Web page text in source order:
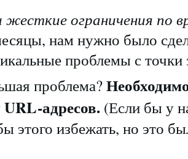
жесткие ограничения по
нам нужно было
проблемы с точки
проблема?
URL-адресов. (Если бы у
этого избежать, но это